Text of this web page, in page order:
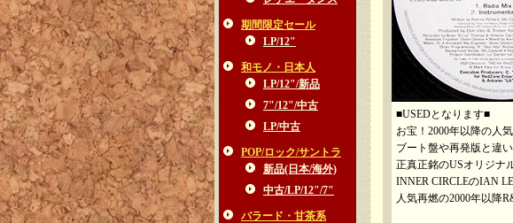
期間限定セール
LP/12"
和モノ・日本人
LP/12"/新品
7"/12"/中古
LP/中古
POP/ロック/サントラ
新品(日本/海外)
中古/LP/12"/7"
バラード・甘茶系
■USEDとなります■
お宝！2000年以降の人
ブート盤や再発版と違い
正真正銘のUSオリジナ
INNER CIRCLEのIAN
人気再燃の2000年以降